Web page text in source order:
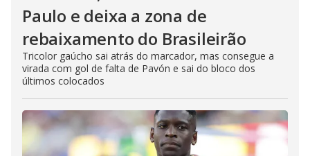
Paulo e deixa a zona de
rebaixamento do Brasileirão
Tricolor gaúcho sai atrás do marcador, mas consegue a
virada com gol de falta de Pavón e sai do bloco dos
últimos colocados